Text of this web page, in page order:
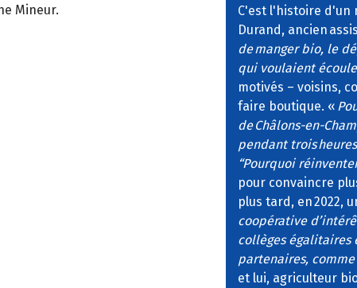
Mineur.
C'est l'histoire d'un
Durand, ancien
de manger bio, le
qui voulaient
motivés – voisins,
faire boutique. «
de Châlons-en-
pendant trois
“Pourquoi
pour convaincre
plus tard, en 2022,
coopérative
collèges égalitaires
partenaires,
et lui, agriculteur